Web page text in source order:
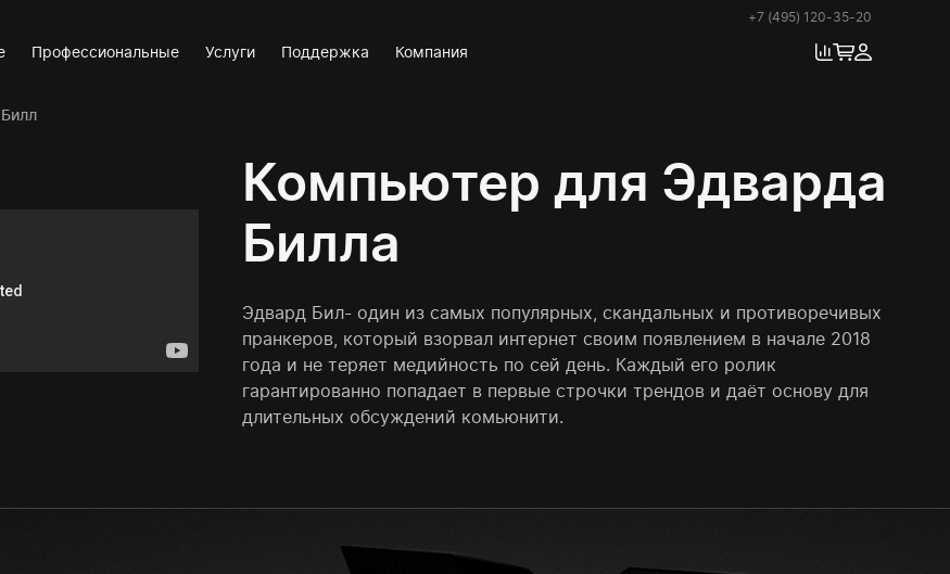
+7 (495) 120-35-20
Профессиональные Услуги Поддержка Компания
Компьютер для Эдварда
Билла
Эдвард Бил- один из самых популярных, скандальных и противоречивых
пранкеров, который взорвал интернет своим появлением в начале 2018
года и не теряет медийность по сей день. Каждый его ролик
гарантированно попадает в первые строчки трендов и даёт основу для
длительных обсуждений комьюнити.